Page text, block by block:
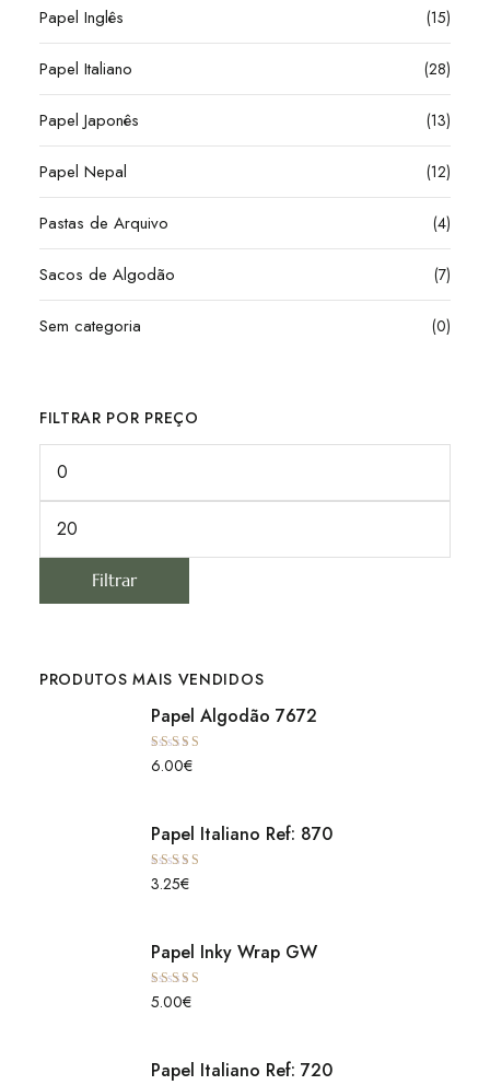
Papel Inglês (15)
Papel Italiano (28)
Papel Japonês (13)
Papel Nepal (12)
Pastas de Arquivo (4)
Sacos de Algodão (7)
Sem categoria (0)
FILTRAR POR PREÇO
Filtrar
PRODUTOS MAIS VENDIDOS
Papel Algodão 7672
Avaliação
5.00 de 5
6.00€
Papel Italiano Ref: 870
Avaliação
5.00de 5
3.25€
Papel Inky Wrap GW
Avaliação
5.00 de 5
5.00€
Papel Italiano Ref: 720